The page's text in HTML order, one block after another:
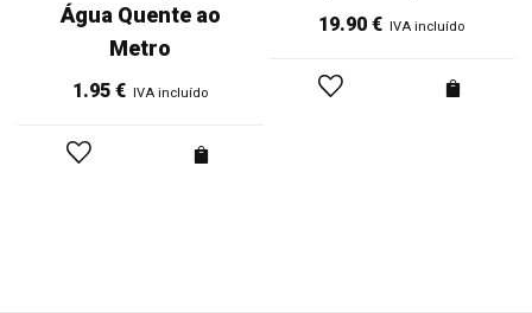
Água Quente ao
Metro
1.95€ IVA incluído
19.90€ IVA incluído